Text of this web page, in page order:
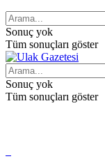
Sonuç yok
Tüm sonuçları göster
Sonuç yok
Tüm sonuçları göster